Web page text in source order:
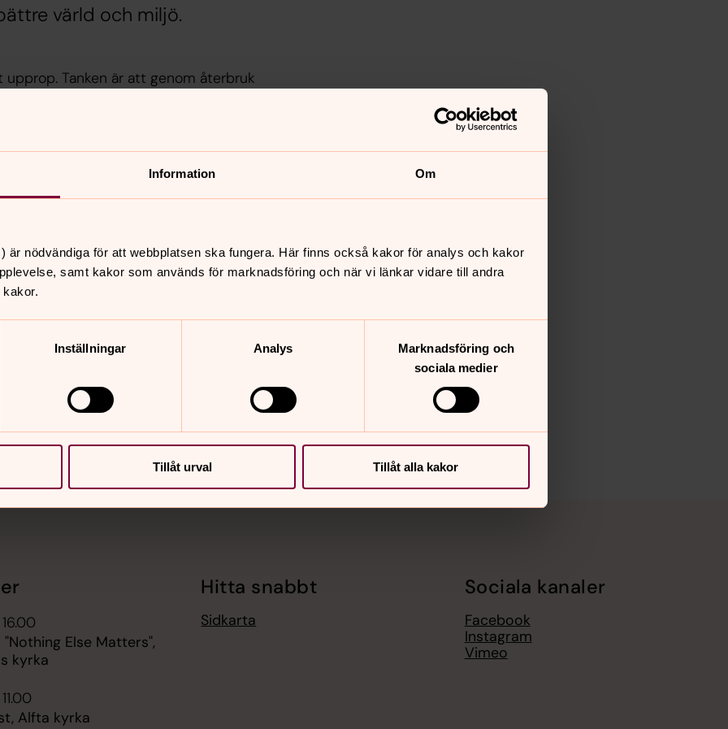
Information Om
är nödvändiga för att webbplatsen ska fungera. Här finns också kakor för analys och kakor
samt kakor som används för marknadsföring och när vi länkar vidare till andra
Inställningar Analys
Marknadsföring och
sociala medier
Tillåt urval Tillåt alla kakor
värld och miljö.
Tanken är att genom återbruk
kostymer, bröllopsklänningar,
bröllop, festen och examen
gratis!
och har något du vill bidra med
Else Matters",
kyrka
Alfta kyrka
Hitta snabbt
Sidkarta
Sociala kanaler
Facebook
Instagram
Vimeo